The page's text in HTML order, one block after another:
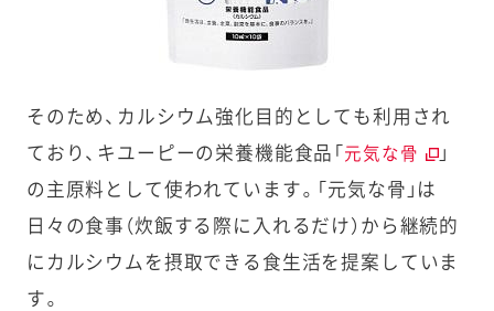
そのため、カルシウム強化目的としても利用され
ており、キユーピーの栄養機能食品「元気な骨
」
の主原料として使われています。「元気な骨」は
日々の食事（炊飯する際に入れるだけ）から継続的
にカルシウムを摂取できる食生活を提案していま
す。